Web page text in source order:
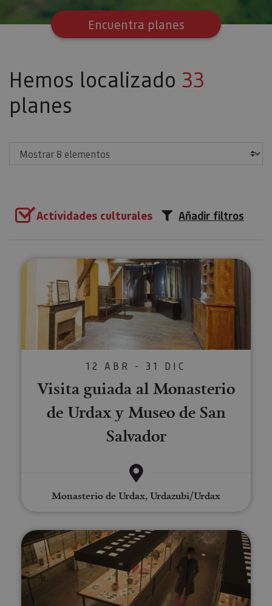
Encuentra planes
Hemos localizado 33
planes
Actividades culturales Añadir filtros
Visita guiada al Monasterio de
12 ABR - 31 DIC
Visita guiada al Monasterio
de Urdax y Museo de San
Salvador
Monasterio de Urdax, Urdazubi/Urdax
Visita el Museo de Tudela y